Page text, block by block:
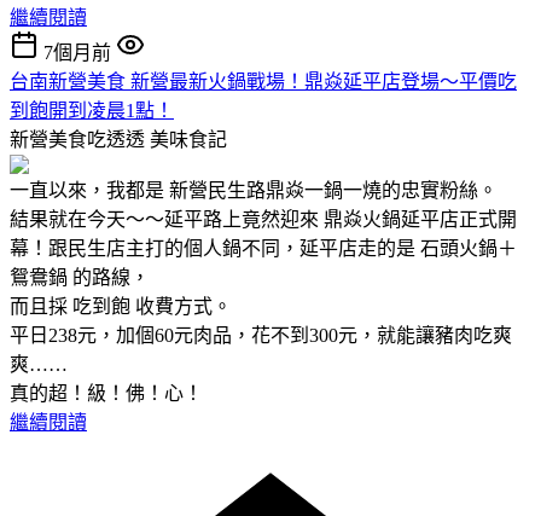
繼續閱讀
7個月前
台南新營美食 新營最新火鍋戰場！鼎焱延平店登場～平價吃
到飽開到凌晨1點！
新營美食吃透透 美味食記
一直以來，我都是 新營民生路鼎焱一鍋一燒的忠實粉絲。
結果就在今天～～延平路上竟然迎來 鼎焱火鍋延平店正式開
幕！跟民生店主打的個人鍋不同，延平店走的是 石頭火鍋＋
鴛鴦鍋 的路線，
而且採 吃到飽 收費方式。
平日238元，加個60元肉品，花不到300元，就能讓豬肉吃爽
爽……
真的超！級！佛！心！
繼續閱讀